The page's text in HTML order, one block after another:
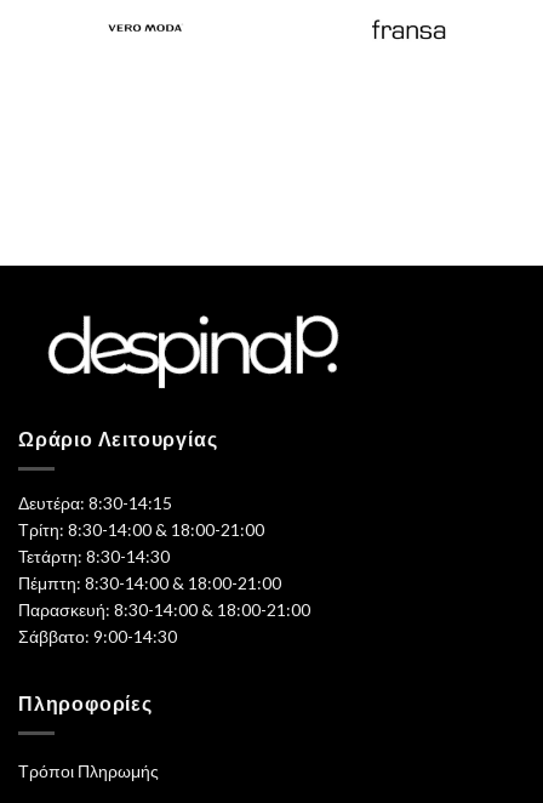
Ωράριο Λειτουργίας
Δευτέρα: 8:30-14:15
Τρίτη: 8:30-14:00 & 18:00-21:00
Τετάρτη: 8:30-14:30
Πέμπτη: 8:30-14:00 & 18:00-21:00
Παρασκευή: 8:30-14:00 & 18:00-21:00
Σάββατο: 9:00-14:30
Πληροφορίες
Τρόποι Πληρωμής